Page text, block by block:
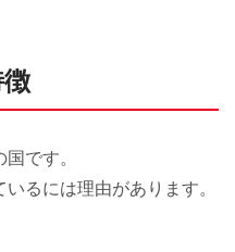
です。
るには理由があります。